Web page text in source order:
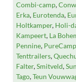
Combi-camp
Erka Eurotenda
Holtkamper Holi-
Kampeert La
Pennine PureCamp
Tenttrailers
Falter Smitveld
Tago Teun